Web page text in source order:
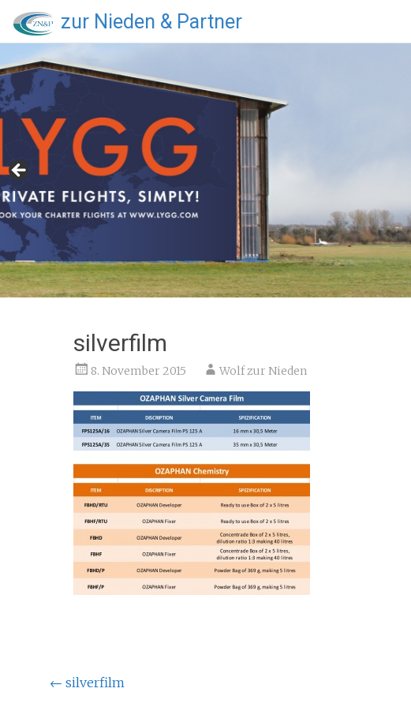
zur Nieden & Partner
silverfilm
8. November 2015 Wolf zur Nieden
Beitragsnavigation
← silverfilm